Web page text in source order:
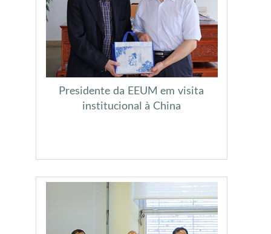
Presidente da EEUM em visita
institucional à China